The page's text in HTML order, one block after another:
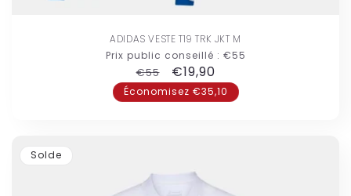
ADIDAS VESTE T19 TRK JKT M
Prix public conseillé : €55
Prix
habituel
€55
Prix
promotionnel
€19,90
Économisez €35,10
Solde